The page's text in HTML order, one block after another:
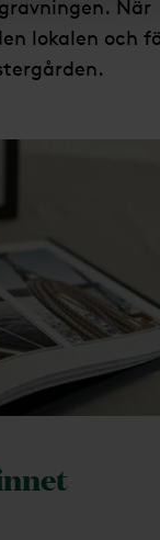
När
lokalen och